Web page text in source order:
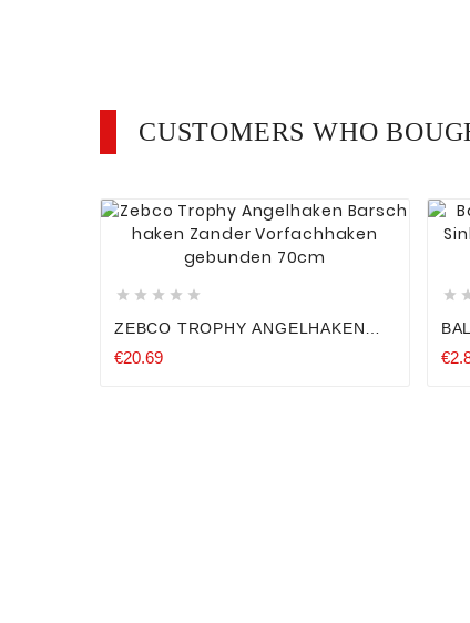
CUSTOMERS WHO
   
    
ZEBCO TROPHY ANGELHAKEN
VORFACHHAKEN GEBUNDEN
€20.69
